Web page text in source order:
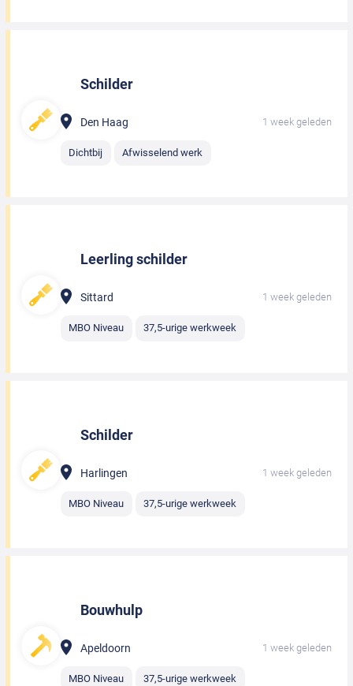
Schilder
Den Haag 1 week geleden
Dichtbij Afwisselend werk
Leerling schilder
Sittard 1 week geleden
MBO Niveau 37,5-urige werkweek
Schilder
Harlingen 1 week geleden
MBO Niveau 37,5-urige werkweek
Bouwhulp
Apeldoorn 1 week geleden
MBO Niveau 37,5-urige werkweek